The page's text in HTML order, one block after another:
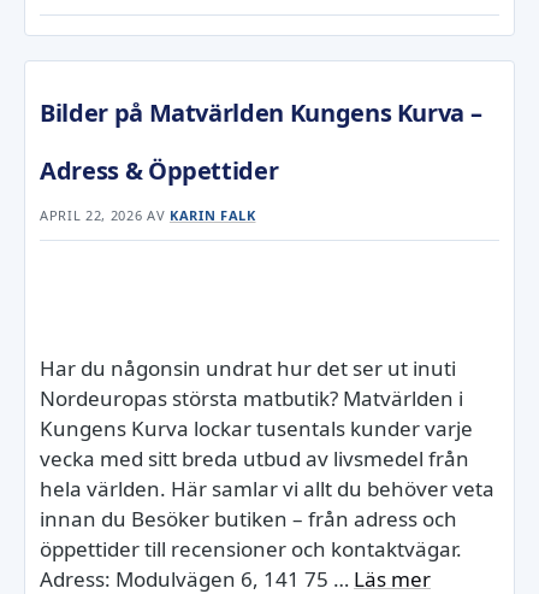
Bilder på Matvärlden Kungens Kurva –
Adress & Öppettider
APRIL 22, 2026 AV KARIN FALK
Har du någonsin undrat hur det ser ut inuti
Nordeuropas största matbutik? Matvärlden i
Kungens Kurva lockar tusentals kunder varje
vecka med sitt breda utbud av livsmedel från
hela världen. Här samlar vi allt du behöver veta
innan du Besöker butiken – från adress och
öppettider till recensioner och kontaktvägar.
Adress: Modulvägen 6, 141 75 … Läs mer